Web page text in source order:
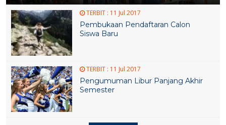
TERBIT : 11 Jul 2017
Pembukaan Pendaftaran Calon
Siswa Baru
TERBIT : 11 Jul 2017
Pengumuman Libur Panjang Akhir
Semester
30 MEI 2020